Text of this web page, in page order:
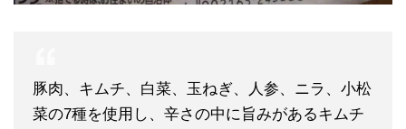
豚肉、キムチ、白菜、玉ねぎ、人参、ニラ、小松
菜の7種を使用し、辛さの中に旨みがあるキムチ